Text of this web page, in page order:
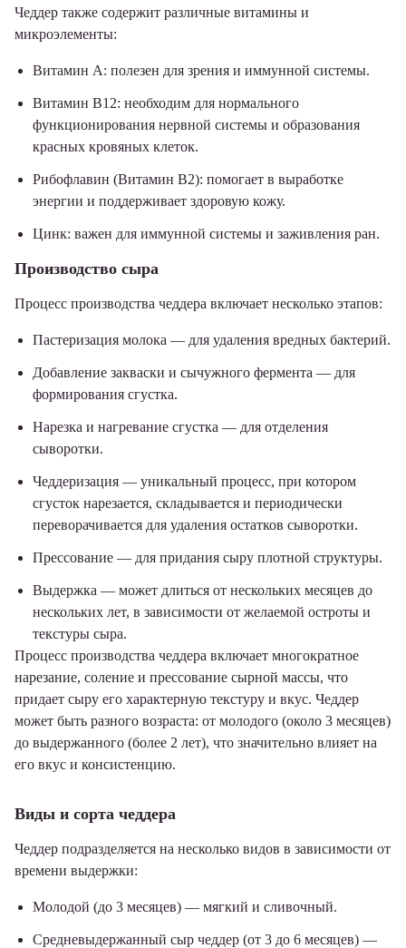
Чеддер также содержит различные витамины и
микроэлементы:
Витамин А: полезен для зрения и иммунной системы.
Витамин B12: необходим для нормального
функционирования нервной системы и образования
красных кровяных клеток.
Рибофлавин (Витамин B2): помогает в выработке
энергии и поддерживает здоровую кожу.
Цинк: важен для иммунной системы и заживления ран.
Производство сыра
Процесс производства чеддера включает несколько этапов:
Пастеризация молока — для удаления вредных бактерий.
Добавление закваски и сычужного фермента — для
формирования сгустка.
Нарезка и нагревание сгустка — для отделения
сыворотки.
Чеддеризация — уникальный процесс, при котором
сгусток нарезается, складывается и периодически
переворачивается для удаления остатков сыворотки.
Прессование — для придания сыру плотной структуры.
Выдержка — может длиться от нескольких месяцев до
нескольких лет, в зависимости от желаемой остроты и
текстуры сыра.
Процесс производства чеддера включает многократное
нарезание, соление и прессование сырной массы, что
придает сыру его характерную текстуру и вкус. Чеддер
может быть разного возраста: от молодого (около 3 месяцев)
до выдержанного (более 2 лет), что значительно влияет на
его вкус и консистенцию.
Виды и сорта чеддера
Чеддер подразделяется на несколько видов в зависимости от
времени выдержки:
Молодой (до 3 месяцев) — мягкий и сливочный.
Средневыдержанный сыр чеддер (от 3 до 6 месяцев) —